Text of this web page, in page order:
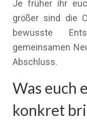
Je früher ihr
größer sind die
bewusste
gemeinsamen
Abschluss.
Was euch
konkret